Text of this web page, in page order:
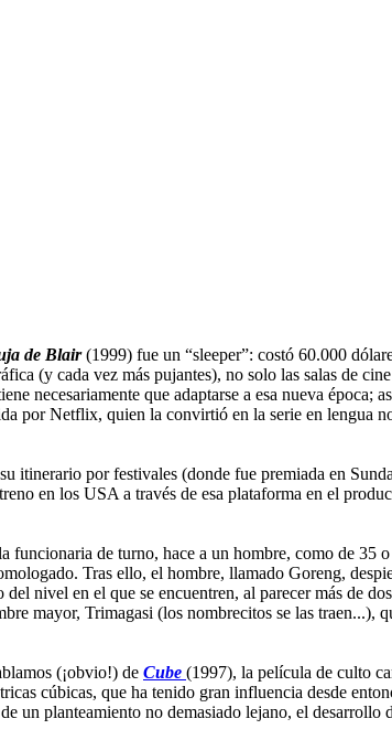
de Blair(1999) fue un “sleeper”: costó 60.000
(y cada vez más pujantes), no solo las salas de
necesariamente que adaptarse a esa nueva época;
por Netflix, quien la convirtió en la serie en lengua
itinerario por festivales (donde fue premiada en
en los USA a través de esa plataforma en el
funcionaria de turno, hace a un hombre, como de 35
Tras ello, el hombre, llamado Goreng,
nivel en el que se encuentren, al parecer más de
mayor, Trimagasi (los nombrecitos se las traen...),
(¡obvio!) de Cube (1997), la película de culto
cúbicas, que ha tenido gran influencia desde
un planteamiento no demasiado lejano, el desarrollo